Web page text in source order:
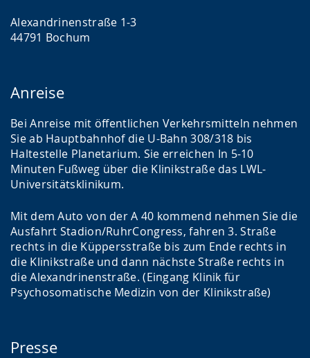
Alexandrinenstraße 1-3
44791 Bochum
Anreise
Bei Anreise mit öffentlichen Verkehrsmitteln nehmen
Sie ab Hauptbahnhof die U-Bahn 308/318 bis
Haltestelle Planetarium. Sie erreichen In 5-10
Minuten Fußweg über die Klinikstraße das LWL-
Universitätsklinikum.
Mit dem Auto von der A 40 kommend nehmen Sie die
Ausfahrt Stadion/RuhrCongress, fahren 3. Straße
rechts in die Küppersstraße bis zum Ende rechts in
die Klinikstraße und dann nächste Straße rechts in
die Alexandrinenstraße. (Eingang Klinik für
Psychosomatische Medizin von der Klinikstraße)
Presse